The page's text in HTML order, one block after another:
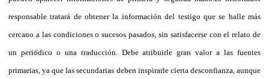
responsable tratará de obtener la información del testigo que se halle más
cercano a las condiciones o sucesos pasados, sin satisfacerse con el relato de
un periódico o una traducción. Debe atribuirle gran valor a las fuentes
primarias, ya que las secundarias deben inspirarle cierta desconfianza, aunque